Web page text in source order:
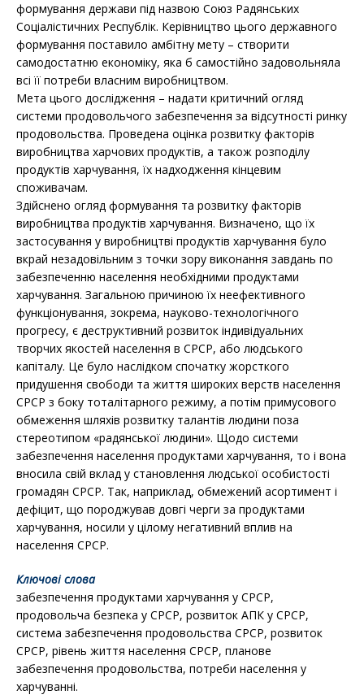
формування держави під назвою Союз Радянських
Соціалістичних Республік. Керівництво цього державного
формування поставило амбітну мету – створити
самодостатню економіку, яка б самостійно задовольняла
всі її потреби власним виробництвом.
Мета цього дослідження – надати критичний огляд
системи продовольчого забезпечення за відсутності ринку
продовольства. Проведена оцінка розвитку факторів
виробництва харчових продуктів, а також розподілу
продуктів харчування, їх надходження кінцевим
споживачам.
Здійснено огляд формування та розвитку факторів
виробництва продуктів харчування. Визначено, що їх
застосування у виробництві продуктів харчування було
вкрай незадовільним з точки зору виконання завдань по
забезпеченню населення необхідними продуктами
харчування. Загальною причиною їх неефективного
функціонування, зокрема, науково-технологічного
прогресу, є деструктивний розвиток індивідуальних
творчих якостей населення в СРСР, або людського
капіталу. Це було наслідком спочатку жорсткого
придушення свободи та життя широких верств населення
СРСР з боку тоталітарного режиму, а потім примусового
обмеження шляхів розвитку талантів людини поза
стереотипом «радянської людини». Щодо системи
забезпечення населення продуктами харчування, то і вона
вносила свій вклад у становлення людської особистості
громадян СРСР. Так, наприклад, обмежений асортимент і
дефіцит, що породжував довгі черги за продуктами
харчування, носили у цілому негативний вплив на
населення СРСР.
Ключові слова
забезпечення продуктами харчування у СРСР,
продовольча безпека у СРСР, розвиток АПК у СРСР,
система забезпечення продовольства СРСР, розвиток
СРСР, рівень життя населення СРСР, планове
забезпечення продовольства, потреби населення у
харчуванні.